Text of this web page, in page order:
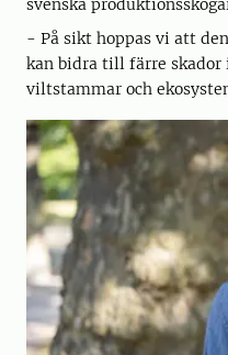
svenska
- På sikt hoppas vi att
kan bidra till färre skador
viltstammar och